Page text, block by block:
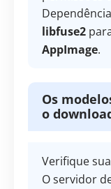
libfuse2
AppImage.
Os
o
Verifique
O servidor